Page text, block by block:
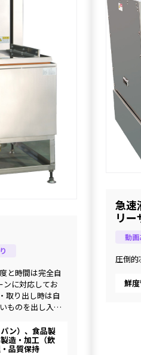
と時間は完全自
ンに対応してお
取り出し時は自
ものを出し入れ
も簡単。
ン）、食品製
造・加工（飲
品質保持
急速
リー
動画
圧倒的
鮮